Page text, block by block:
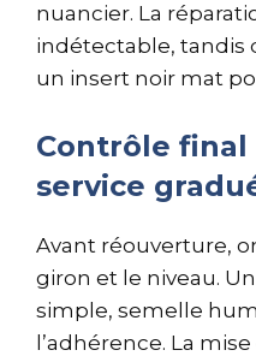
nuancier. La
indétectable, tandis
un insert noir mat
Contrôle final
service
Avant réouverture,
giron et le niveau.
simple, semelle
l’adhérence. La mise